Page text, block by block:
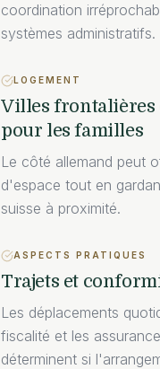
coordination
systèmes administratifs.
LOGEMENT
Villes frontalières
pour les familles
Le côté allemand peut
d'espace tout en
suisse à proximité.
ASPECTS PRATIQUES
Trajets et
Les déplacements
fiscalité et les
déterminent si